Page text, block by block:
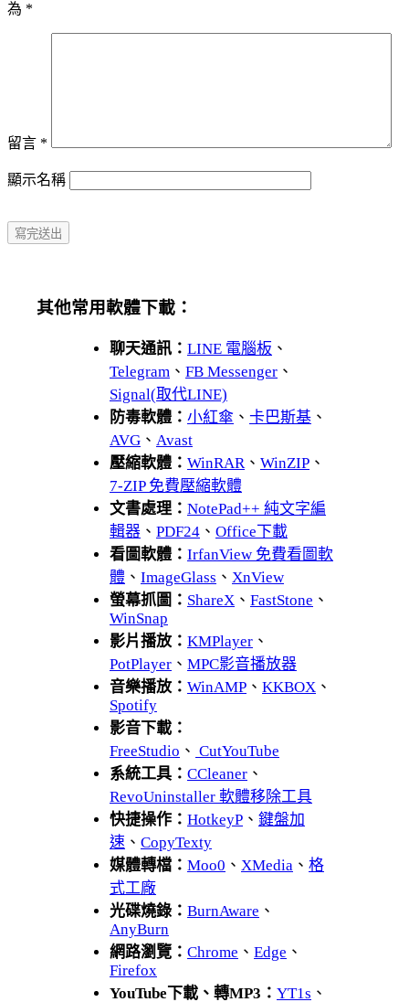
為 *
留言 *
顯示名稱
其他常用軟體下載：
聊天通訊： LINE 電腦板 、
Telegram 、 FB Messenger 、
Signal(取代LINE)
防毒軟體： 小紅傘 、 卡巴斯基 、
AVG 、 Avast
壓縮軟體： WinRAR 、 WinZIP 、
7-ZIP 免費壓縮軟體
文書處理： NotePad++ 純文字編
輯器 、 PDF24 、 Office下載
看圖軟體： IrfanView 免費看圖軟
體 、 ImageGlass 、 XnView
螢幕抓圖： ShareX 、 FastStone 、
WinSnap
影片播放： KMPlayer 、
PotPlayer 、 MPC影音播放器
音樂播放： WinAMP 、 KKBOX 、
Spotify
影音下載：
FreeStudio 、 CutYouTube
系統工具： CCleaner 、
RevoUninstaller 軟體移除工具
快捷操作： HotkeyP 、 鍵盤加
速 、 CopyTexty
媒體轉檔： Moo0 、 XMedia 、 格
式工廠
光碟燒錄： BurnAware 、
AnyBurn
網路瀏覽： Chrome 、 Edge 、
Firefox
YouTube下載、轉MP3： YT1s 、